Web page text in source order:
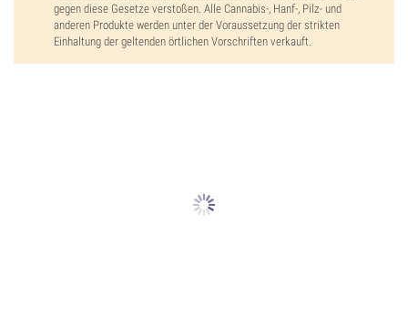
gegen diese Gesetze verstoßen. Alle Cannabis-, Hanf-, Pilz- und
anderen Produkte werden unter der Voraussetzung der strikten
Einhaltung der geltenden örtlichen Vorschriften verkauft.